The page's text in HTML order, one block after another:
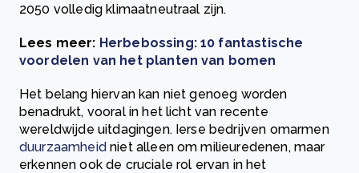
2050 volledig klimaatneutraal zijn.
Lees meer: Herbebossing: 10 fantastische
voordelen van het planten van bomen
Het belang hiervan kan niet genoeg worden
benadrukt, vooral in het licht van recente
wereldwijde uitdagingen. Ierse bedrijven omarmen
duurzaamheidniet alleen om milieuredenen, maar
erkennen ook de cruciale rol ervan in het